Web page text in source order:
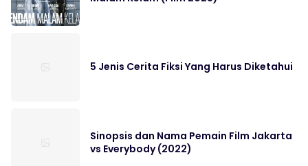
5 Jenis Cerita Fiksi Yang Harus Diketahui
Sinopsis dan Nama Pemain Film Jakarta
vs Everybody (2022)